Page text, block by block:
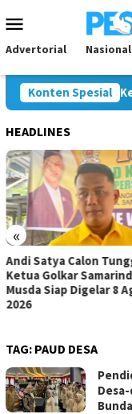
ke
kontenMobile
Advertorial Nasional
Konten Spesial
Calon Tunggal Ketua
HEADLINES
«
Bawaslu Bontang
Bontang
Hoaks, Perkuat
TAG: PAUD DESA